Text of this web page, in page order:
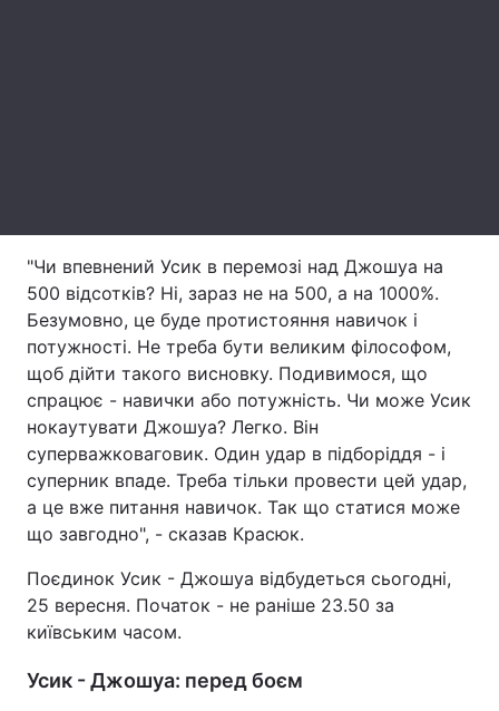
Контакти
Послуги
Тема оформлення
"Чи впевнений Усик в перемозі над Джошуа на
500 відсотків? Ні, зараз не на 500, а на 1000%.
Безумовно, це буде протистояння навичок і
потужності. Не треба бути великим філософом,
щоб дійти такого висновку. Подивимося, що
спрацює - навички або потужність. Чи може Усик
нокаутувати Джошуа? Легко. Він
суперважковаговик. Один удар в підборіддя - і
суперник впаде. Треба тільки провести цей удар,
а це вже питання навичок. Так що статися може
що завгодно", - сказав Красюк.
Поєдинок Усик - Джошуа відбудеться сьогодні,
25 вересня. Початок - не раніше 23.50 за
київським часом.
Усик - Джошуа: перед боєм